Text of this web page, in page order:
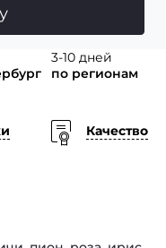
3-10 дней
по регионам
Качество